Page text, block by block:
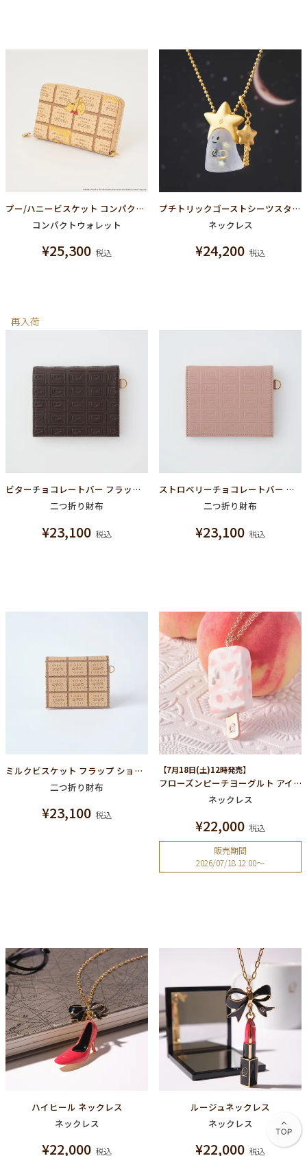
プー/ハニービスケット コンパクト ラウンドファスナー ウォレット（財布）【ディズニー アクセサリー】
コンパクトウォレット
¥25,300 税込
プチトリックゴーストシーツスターリーナイト ネックレス
ネックレス
¥24,200 税込
再入荷
ビターチョコレートバー フラップショートウォレット（財布）
二つ折り財布
¥23,100 税込
ストロベリーチョコレートバー フラップショートウォレット（財布）
二つ折り財布
¥23,100 税込
ミルクビスケット フラップ ショートウォレット（財布）
二つ折り財布
¥23,100 税込
【7月18日(土)12時発売】
フローズンピーチヨーグルト アイスキャンディー ネックレス
ネックレス
¥22,000 税込
販売期間
2026/07/18 12:00〜
ハイヒール ネックレス
ネックレス
¥22,000 税込
ルージュネックレス
ネックレス
¥22,000 税込